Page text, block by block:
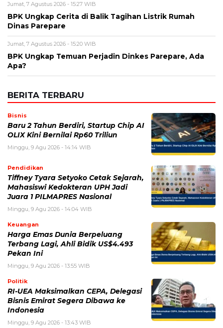
Jumat, 7 Agustus 2026 - 15:27 WIB
BPK Ungkap Cerita di Balik Tagihan Listrik Rumah
Dinas Parepare
Jumat, 7 Agustus 2026 - 15:20 WIB
BPK Ungkap Temuan Perjadin Dinkes Parepare, Ada
Apa?
BERITA TERBARU
Bisnis
Baru 2 Tahun Berdiri, Startup Chip AI
OLIX Kini Bernilai Rp60 Triliun
Minggu, 9 Agu 2026 - 14:14 WIB
Pendidikan
Tiffney Tyara Setyoko Cetak Sejarah,
Mahasiswi Kedokteran UPH Jadi
Juara 1 PILMAPRES Nasional
Minggu, 9 Agu 2026 - 14:04 WIB
Keuangan
Harga Emas Dunia Berpeluang
Terbang Lagi, Ahli Bidik US$4.493
Pekan Ini
Minggu, 9 Agu 2026 - 13:55 WIB
Politik
RI-UEA Maksimalkan CEPA, Delegasi
Bisnis Emirat Segera Dibawa ke
Indonesia
Minggu, 9 Agu 2026 - 13:43 WIB